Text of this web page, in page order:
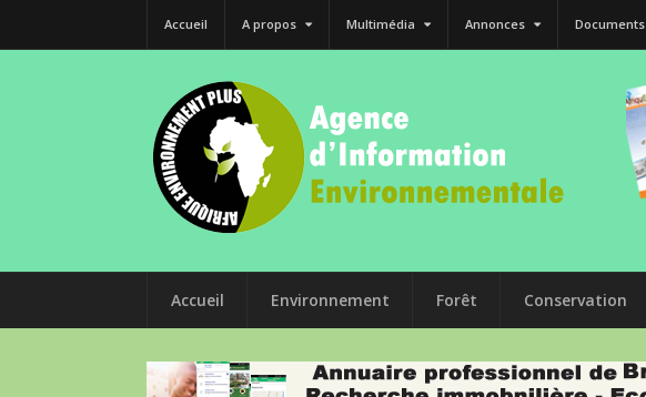
Accueil A propos Multimédia Annonces Documents
Accueil Environnement Forêt Conservation